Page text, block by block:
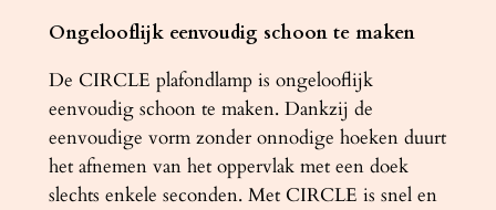
Ongelooflijk eenvoudig schoon te maken
De CIRCLE plafondlamp is ongelooflijk
eenvoudig schoon te maken. Dankzij de
eenvoudige vorm zonder onnodige hoeken duurt
het afnemen van het oppervlak met een doek
slechts enkele seconden. Met CIRCLE is snel en